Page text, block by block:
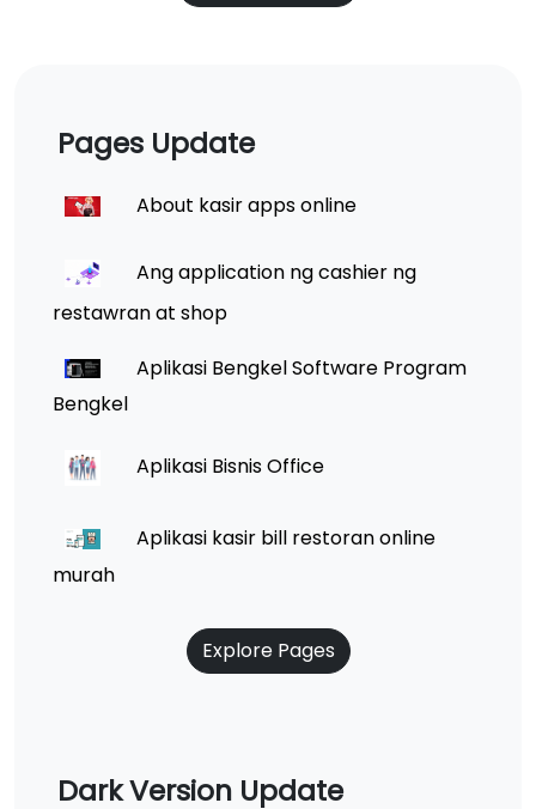
Pages Update
About kasir apps online
Ang application ng cashier ng
restawran at shop
Aplikasi Bengkel Software Program
Bengkel
Aplikasi Bisnis Office
Aplikasi kasir bill restoran online
murah
Explore Pages
Dark Version Update